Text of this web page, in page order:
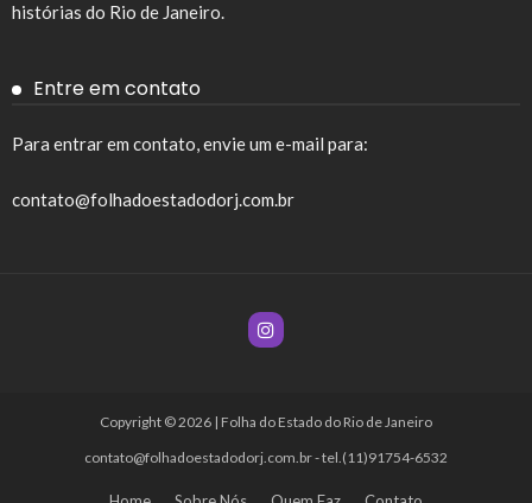
histórias do Rio de Janeiro.
Entre em contato
Para entrar em contato, envie um e-mail para:
contato@folhadoestadodorj.com.br
Copyright © 2026 | Folha do Estado do Rio de Janeiro
contato@folhadoestadodorj.com.br- tel.(11)91754-6532